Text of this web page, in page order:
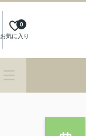
お気に入り
0